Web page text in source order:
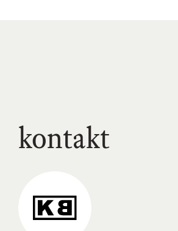
kontakt
Kunstraum-
Braugasse-